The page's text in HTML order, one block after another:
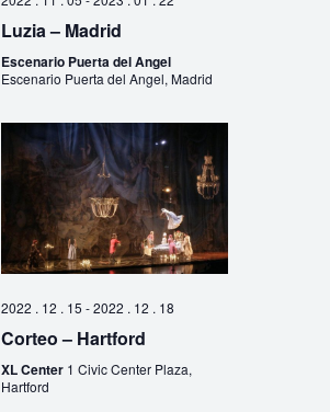
Luzia – Madrid
Escenario Puerta del Angel
Escenario Puerta del Angel, Madrid
2022 . 12 . 15 -2022 . 12 . 18
Corteo – Hartford
XL Center 1 Civic Center Plaza,
Hartford